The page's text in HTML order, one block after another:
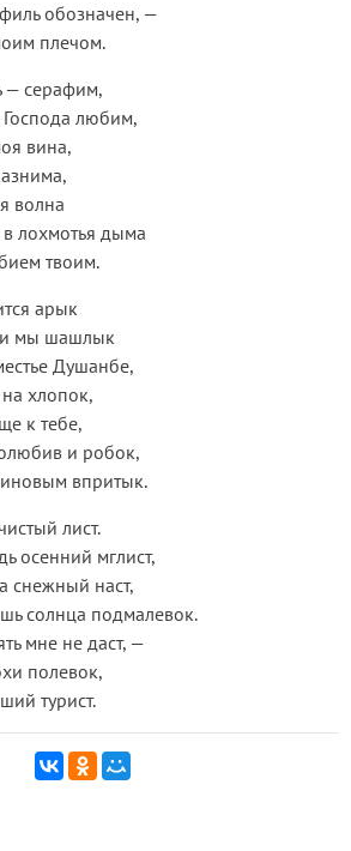
обозначен, —
плечом.
— серафим,
любим,
вина,
волна
лохмотья дыма
твоим.
арык
мы шашлык
Душанбе,
хлопок,
к тебе,
и робок,
впритык.
лист.
осенний мглист,
снежный наст,
солнца подмалевок.
мне не даст, —
полевок,
турист.